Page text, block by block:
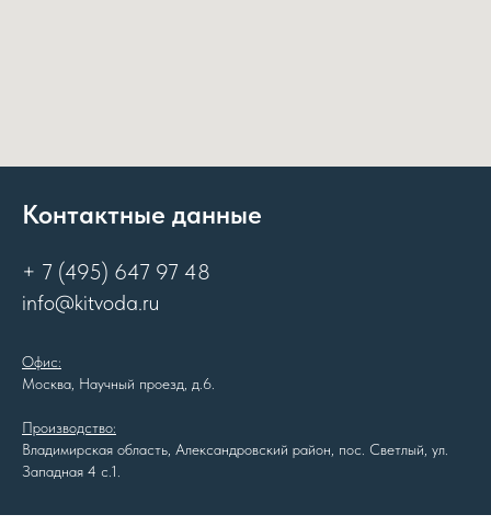
Контактные данные
+ 7 (495) 647 97 48
info@kitvoda.ru
Офис:
Москва, Научный проезд, д.6.
Производство:
Владимирская область, Александровский район, пос. Светлый, ул.
Западная 4 с.1.